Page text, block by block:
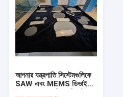
আপনার যন্ত্রপাতি সিস্টেমগুলিকে
SAW এবং MEMS ডিভাইস